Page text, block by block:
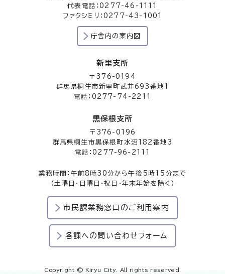
代表電話：0277-46-1111
ファクシミリ：0277-43-1001
庁舎内の案内図
新里支所
〒376-0194
群馬県桐生市新里町武井693番地1
電話：0277-74-2211
黒保根支所
〒376-0196
群馬県桐生市黒保根町水沼182番地3
電話：0277-96-2111
業務時間：午前8時30分から午後5時15分まで
（土曜日・日曜日・祝日・年末年始を除く）
市民課業務窓口のご利用案内
各課への問い合わせフォーム
Copyright © Kiryu City. All rights reserved.